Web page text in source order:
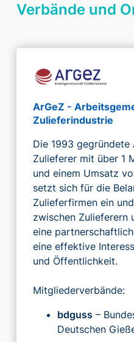
Verbände und
ArGeZ -
Zulieferindustrie
Die 1993
Zulieferer mit über 1
und einem Umsatz
setzt sich für die
Zulieferfirmen ein
zwischen Zulieferern
eine
eine effektive
und Öffentlichkeit.
Mitgliederverbände:
bdguss–
Deutschen